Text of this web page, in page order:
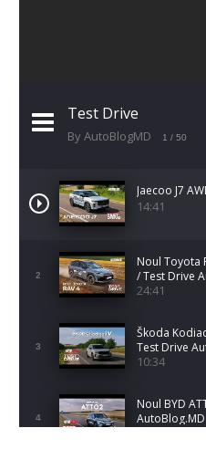
Test Drive
By AutoBlogMD 1 / 50
Jaecoo J7
14:41
2
Noul Toyota
/ Test Drive
24:41
3
Škoda
Test Drive
10:34
4
Noul BYD
AutoBlog.MD